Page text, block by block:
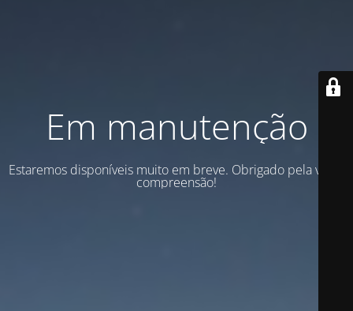
Em manutenção
Estaremos disponíveis muito em breve. Obrigado pela vossa
compreensão!